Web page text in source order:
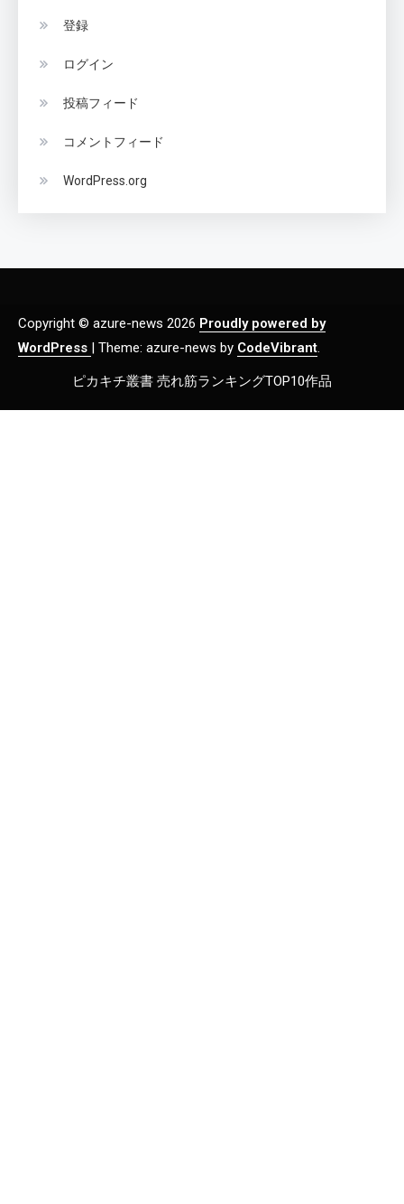
登録
ログイン
投稿フィード
コメントフィード
WordPress.org
Copyright © azure-news 2026 Proudly powered by
WordPress | Theme: azure-news by CodeVibrant.
ピカキチ叢書 売れ筋ランキングTOP10作品